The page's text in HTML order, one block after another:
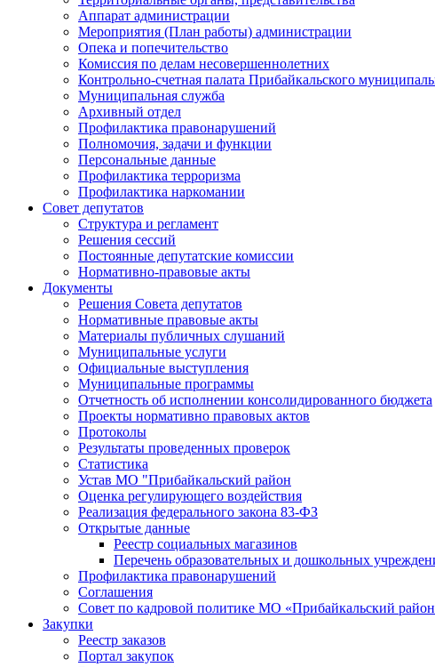
Аппарат администрации
Мероприятия (План работы) администрации
Опека и попечительство
Комиссия по делам несовершеннолетних
Контрольно-счетная палата Прибайкальского
Муниципальная служба
Архивный отдел
Профилактика правонарушений
Полномочия, задачи и функции
Персональные данные
Профилактика терроризма
Профилактика наркомании
Совет депутатов
Структура и регламент
Решения сессий
Постоянные депутатские комиссии
Нормативно-правовые акты
Документы
Решения Совета депутатов
Нормативные правовые акты
Материалы публичных слушаний
Муниципальные услуги
Официальные выступления
Муниципальные программы
Отчетность об исполнении консолидированного бюджета
Проекты нормативно правовых актов
Протоколы
Результаты проведенных проверок
Статистика
Устав МО "Прибайкальский район
Оценка регулирующего воздействия
Реализация федерального закона 83-ФЗ
Открытые данные
Реестр социальных магазинов
Перечень образовательных и дошкольных
Профилактика правонарушений
Соглашения
Совет по кадровой политике МО «Прибайкальский
Закупки
Реестр заказов
Портал закупок